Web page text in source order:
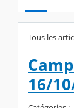
Tous les
16/